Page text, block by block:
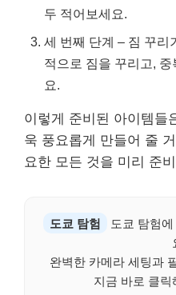
두 적어보세요.
세 번째 단계 – 짐 꾸리
적으로 짐을 꾸리고,
요.
이렇게 준비된 아이템들
욱 풍요롭게 만들어 줄
요한 모든 것을 미리 준
도쿄 탐험
도쿄 탐험
완벽한 카메라 세팅과
지금 바로 클